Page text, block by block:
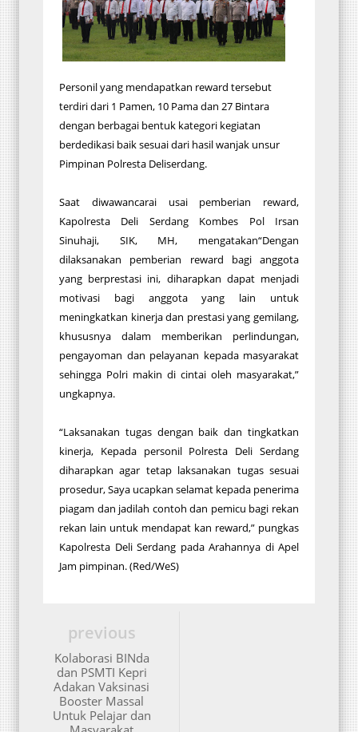
Personil yang mendapatkan reward tersebut
terdiri dari 1 Pamen, 10 Pama dan 27 Bintara
dengan berbagai bentuk kategori kegiatan
berdedikasi baik sesuai dari hasil wanjak unsur
Pimpinan Polresta Deliserdang.
Saat diwawancarai usai pemberian reward,
Kapolresta Deli Serdang Kombes Pol Irsan
Sinuhaji, SIK, MH, mengatakan“Dengan
dilaksanakan pemberian reward bagi anggota
yang berprestasi ini, diharapkan dapat menjadi
motivasi bagi anggota yang lain untuk
meningkatkan kinerja dan prestasi yang gemilang,
khususnya dalam memberikan perlindungan,
pengayoman dan pelayanan kepada masyarakat
sehingga Polri makin di cintai oleh masyarakat,”
ungkapnya.
“Laksanakan tugas dengan baik dan tingkatkan
kinerja, Kepada personil Polresta Deli Serdang
diharapkan agar tetap laksanakan tugas sesuai
prosedur, Saya ucapkan selamat kepada penerima
piagam dan jadilah contoh dan pemicu bagi rekan
rekan lain untuk mendapat kan reward,” pungkas
Kapolresta Deli Serdang pada Arahannya di Apel
Jam pimpinan. (Red/WeS)
previous
Kolaborasi BINda
dan PSMTI Kepri
Adakan Vaksinasi
Booster Massal
Untuk Pelajar dan